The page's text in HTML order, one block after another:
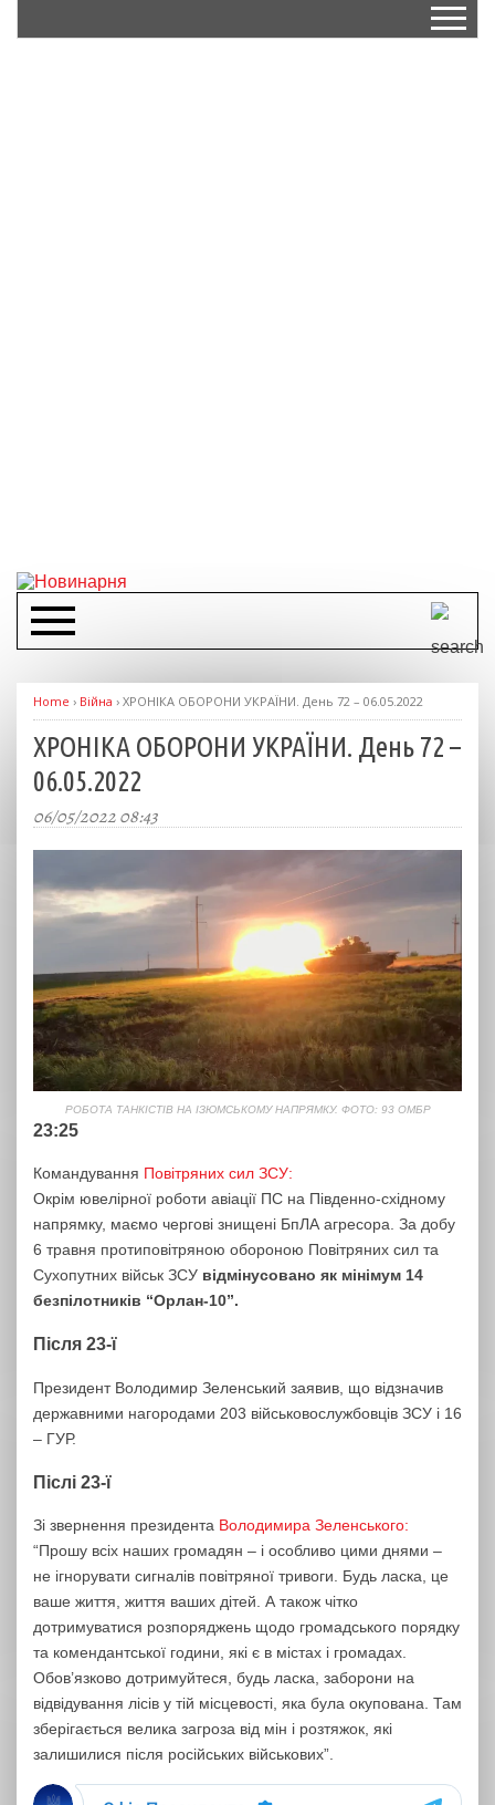
Home › Війна › ХРОНІКА ОБОРОНИ УКРАЇНИ. День 72 – 06.05.2022
ХРОНІКА ОБОРОНИ УКРАЇНИ. День 72 –
06.05.2022
06/05/2022 08:43
РОБОТА ТАНКІСТІВ НА ІЗЮМСЬКОМУ НАПРЯМКУ. ФОТО: 93 ОМБР
23:25
Командування Повітряних сил ЗСУ:
Окрім ювелірної роботи авіації ПС на Південно-східному
напрямку, маємо чергові знищені БпЛА агресора. За добу
6 травня протиповітряною обороною Повітряних сил та
Сухопутних військ ЗСУ відмінусовано як мінімум 14
безпілотників “Орлан-10”.
Після 23-ї
Президент Володимир Зеленський заявив, що відзначив
державними нагородами 203 військовослужбовців ЗСУ і 16
– ГУР.
Післі 23-ї
Зі звернення президента Володимира Зеленського:
“Прошу всіх наших громадян – і особливо цими днями –
не ігнорувати сигналів повітряної тривоги. Будь ласка, це
ваше життя, життя ваших дітей. А також чітко
дотримуватися розпоряджень щодо громадського порядку
та комендантської години, які є в містах і громадах.
Обов’язково дотримуйтеся, будь ласка, заборони на
відвідування лісів у тій місцевості, яка була окупована. Там
зберігається велика загроза від мін і розтяжок, які
залишилися після російських військових”.